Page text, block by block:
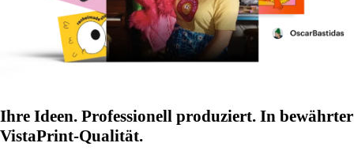
Ihre Ideen. Professionell produziert. In bewährter
VistaPrint-Qualität.